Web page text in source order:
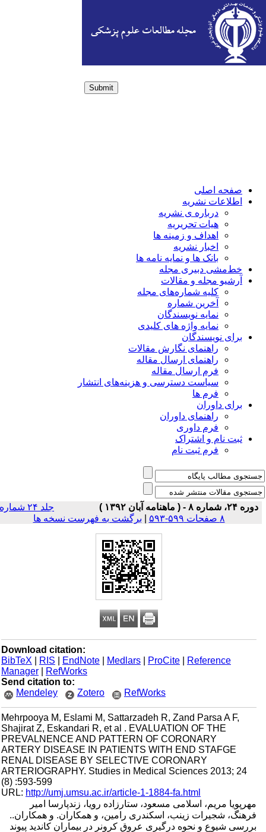
Submit
صفحه اصلی
اطلاعات نشریه
درباره ی نشریه
هیات تحریریه
اهداف و زمینه ها
اخبار نشریه
بانک ها و نمایه نامه ها
خط‌مشی دبیری مجله
آرشیو مجله و مقالات
کلیه شماره‌های مجله
آخرین شماره
نمایه نویسندگان
نمایه واژه های کلیدی
برای نویسندگان
راهنمای نگارش مقالات
راهنمای ارسال مقاله
فرم ارسال مقاله
سیاست دسترسی و هزینه‌های انتشار
فرم ها
برای داوران
راهنمای داوران
فرم داوری
ثبت نام و اشتراک
فرم ثبت نام
دوره ۲۴، شماره ۸ - ( ماهنامه آبان ۱۳۹۲ )
جلد ۲۴ شماره
| برگشت به فهرست نسخه ها
Download citation:
BibTeX
| RIS |EndNote |Medlars |ProCite |Reference
Manager
|RefWorks
Send citation to:
Mendeley
Zotero RefWorks
Mehrpooya M, Eslami M, Sattarzadeh R, Zand Parsa A F,
Shajirat Z, Eskandari R, et al . EVALUATION OF THE
PREVALNENCE AND PATTERN OF CORONARY
ARTERY DISEASE IN PATIENTS WITH END STAFGE
RENAL DISEASE BY SELECTIVE CORONARY
ARTERIOGRAPHY. Studies in Medical Sciences 2013; 24
(8) :593-599
URL:http://umj.umsu.ac.ir/article-1-1884-fa.html
مهرپویا مریم، اسلامی مسعود، ستارزاده رویا، زندپارسا امیر
فرهنگ، شجیرات زینب، اسکندری رامین، و همکاران. و همکاران..
بررسی شیوع و نحوه درگیری عروق کرونر در بیماران کاندید پیوند